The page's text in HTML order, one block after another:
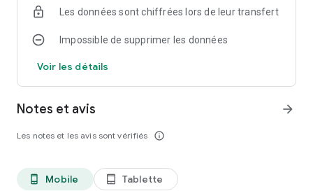
Les données sont chiffrées lors de leur transfert
Impossible de supprimer les données
Voir les détails
Notes et avis
Les notes et les avis sont vérifiés info_outline
arrow_forward
phone_android Mobile tablet_android Tablette